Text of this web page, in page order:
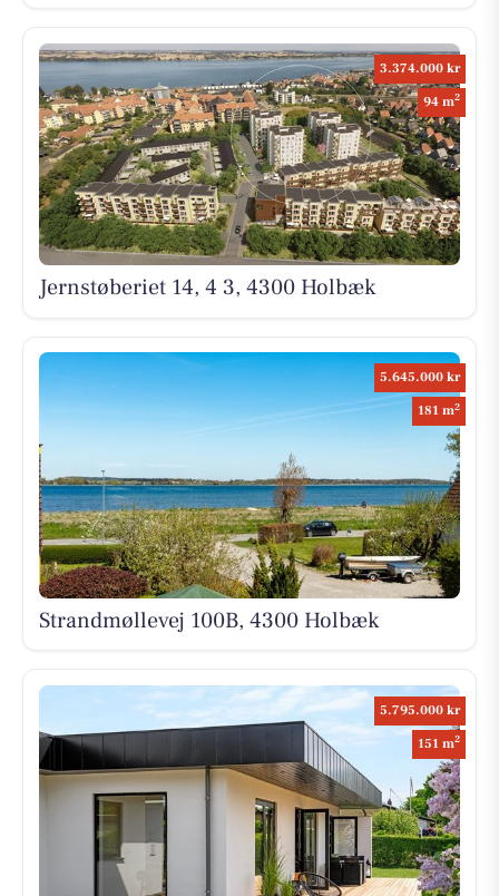
3.374.000 kr
94 m2
Jernstøberiet 14, 4 3, 4300 Holbæk
5.645.000 kr
181 m2
Strandmøllevej 100B, 4300 Holbæk
5.795.000 kr
151 m2